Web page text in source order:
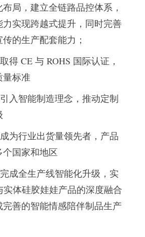
局，建立全链路品控体系，
力实现跨越式提升，同时完善
的生产配套能力；
得 CE 与 ROHS 国际认证，
量标准
入智能制造理念，推动定制
为行业出货量领先者，产品
国家和地区
成全生产线智能化升级，实
体硅胶娃娃产品的深度融合
完善的智能情感陪伴制品生产